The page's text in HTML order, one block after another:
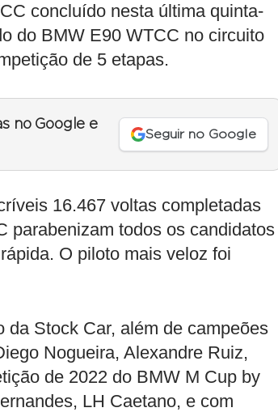
concluído nesta última quinta-
do BMW E90 WTCC no circuito
de 5 etapas.
no Google e
Seguir no Google
16.467 voltas completadas
parabenizam todos os candidatos
O piloto mais veloz foi
Stock Car, além de campeões
Nogueira, Alexandre Ruiz,
de 2022 do BMW M Cup by
LH Caetano, e com